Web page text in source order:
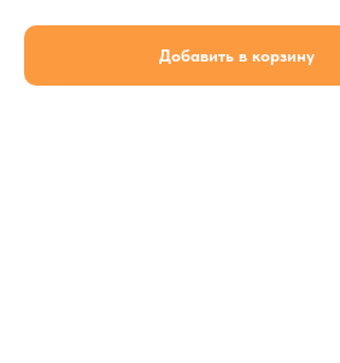
Добавить в корзину